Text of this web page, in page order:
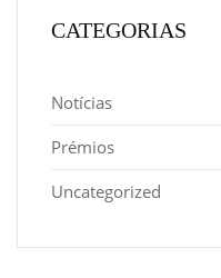
CATEGORIAS
Notícias
Prémios
Uncategorized